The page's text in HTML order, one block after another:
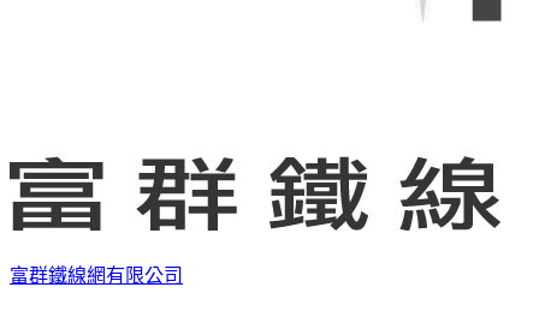
富群鐵線網有限公司